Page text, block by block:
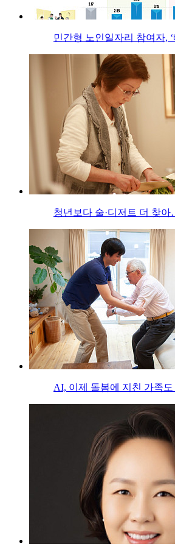
민간형 노인일자리 참여자,
청년보다 술·디저트 더 찾
AI, 이제 돌봄에 지친 가족